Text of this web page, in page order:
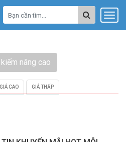
nâng cao
GIÁ CAO GIÁ THẤP